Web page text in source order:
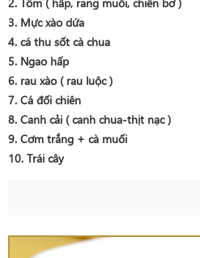
3. Mực xào dứa
4. cá thu sốt cà chua
5. Ngao hấp
6. rau xào ( rau luộc )
7. Cá đối chiên
8. Canh cải ( canh chua-thịt nạc )
9. Cơm trắng + cà muối
10. Trái cây